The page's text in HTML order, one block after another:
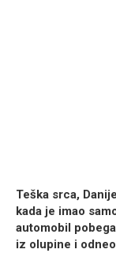
Teška srca,
kada je imao
automobil
iz olupine i